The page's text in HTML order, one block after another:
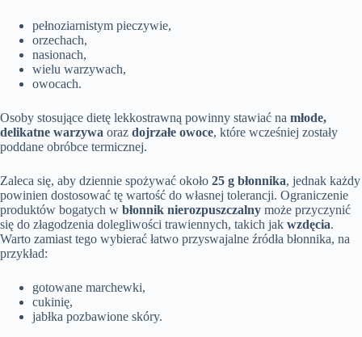
pełnoziarnistym pieczywie,
orzechach,
nasionach,
wielu warzywach,
owocach.
Osoby stosujące dietę lekkostrawną powinny stawiać na młode,
delikatne warzywa oraz dojrzałe owoce, które wcześniej zostały
poddane obróbce termicznej.
Zaleca się, aby dziennie spożywać około 25 g błonnika, jednak każdy
powinien dostosować tę wartość do własnej tolerancji. Ograniczenie
produktów bogatych w błonnik nierozpuszczalny może przyczynić
się do złagodzenia dolegliwości trawiennych, takich jak wzdęcia.
Warto zamiast tego wybierać łatwo przyswajalne źródła błonnika, na
przykład:
gotowane marchewki,
cukinię,
jabłka pozbawione skóry.